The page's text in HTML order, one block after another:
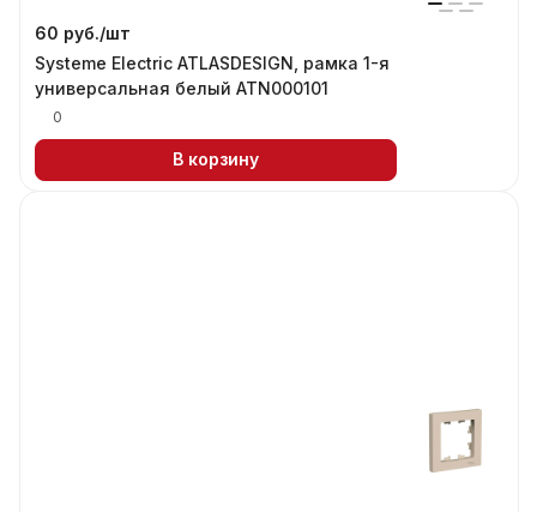
60 руб./шт
Systeme Electric ATLASDESIGN, рамка 1-я
универсальная белый ATN000101
0
В корзину